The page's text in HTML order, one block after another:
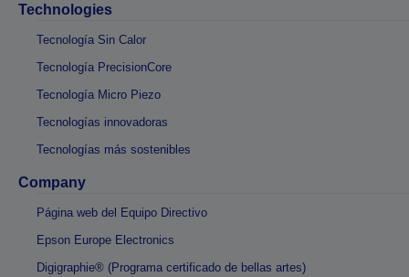
Technologies
Tecnología Sin Calor
Tecnología PrecisionCore
Tecnología Micro Piezo
Tecnologías innovadoras
Tecnologías más sostenibles
Company
Página web del Equipo Directivo
Epson Europe Electronics
Digigraphie® (Programa certificado de bellas artes)